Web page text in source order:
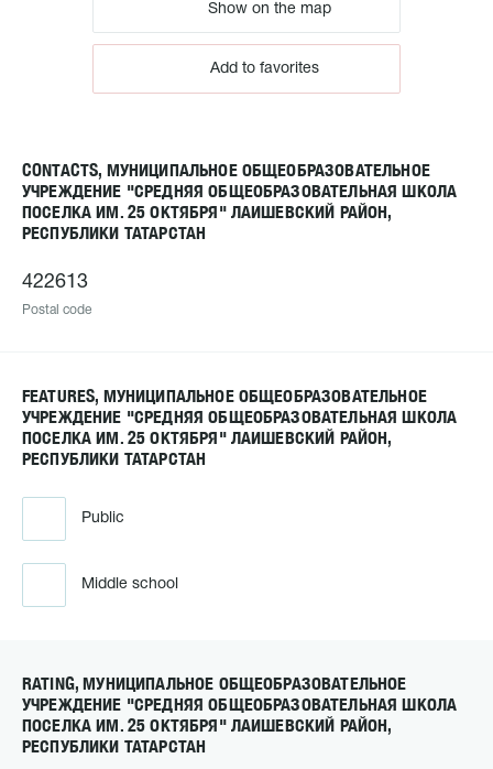
Show on the map
Add to favorites
CONTACTS, МУНИЦИПАЛЬНОЕ ОБЩЕОБРАЗОВАТЕЛЬНОЕ
УЧРЕЖДЕНИЕ "СРЕДНЯЯ ОБЩЕОБРАЗОВАТЕЛЬНАЯ ШКОЛА
ПОСЕЛКА ИМ. 25 ОКТЯБРЯ" ЛАИШЕВСКИЙ РАЙОН,
РЕСПУБЛИКИ ТАТАРСТАН
422613
Postal code
FEATURES, МУНИЦИПАЛЬНОЕ ОБЩЕОБРАЗОВАТЕЛЬНОЕ
УЧРЕЖДЕНИЕ "СРЕДНЯЯ ОБЩЕОБРАЗОВАТЕЛЬНАЯ ШКОЛА
ПОСЕЛКА ИМ. 25 ОКТЯБРЯ" ЛАИШЕВСКИЙ РАЙОН,
РЕСПУБЛИКИ ТАТАРСТАН
Public
Middle school
RATING, МУНИЦИПАЛЬНОЕ ОБЩЕОБРАЗОВАТЕЛЬНОЕ
УЧРЕЖДЕНИЕ "СРЕДНЯЯ ОБЩЕОБРАЗОВАТЕЛЬНАЯ ШКОЛА
ПОСЕЛКА ИМ. 25 ОКТЯБРЯ" ЛАИШЕВСКИЙ РАЙОН,
РЕСПУБЛИКИ ТАТАРСТАН